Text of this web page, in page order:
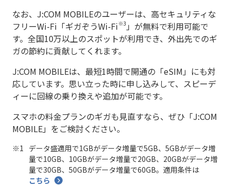
なお、J:COM MOBILEのユーザーは、高セキュリティな
フリーWi-Fi「ギガぞうWi-Fi※3 」が無料で利用可能で
す。全国10万以上のスポットが利用でき、外出先でのギ
ガの節約に貢献してくれます。
J:COM MOBILEは、最短1時間で開通の「eSIM」にも対
応しています。思い立った時に申し込みして、スピーデ
ィーに回線の乗り換えや追加が可能です。
スマホの料金プランのギガも見直すなら、ぜひ「J:COM
MOBILE」をご検討ください。
データ盛適用で1GBがデータ増量で5GB、5GBがデータ増
量で10GB、10GBがデータ増量で20GB、20GBがデータ増
量で30GB、50GBがデータ増量で60GB。適用条件は
こちら